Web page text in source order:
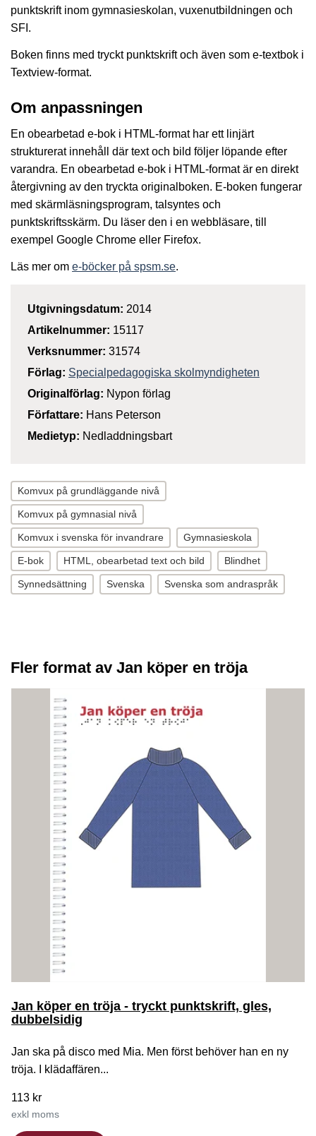
punktskrift inom gymnasieskolan, vuxenutbildningen och
SFI.
Boken finns med tryckt punktskrift och även som e-textbok i
Textview-format.
Om anpassningen
En obearbetad e-bok i HTML-format har ett linjärt
strukturerat innehåll där text och bild följer löpande efter
varandra. En obearbetad e-bok i HTML-format är en direkt
återgivning av den tryckta originalboken. E-boken fungerar
med skärmläsningsprogram, talsyntes och
punktskriftsskärm. Du läser den i en webbläsare, till
exempel Google Chrome eller Firefox.
Läs mer om e-böcker på spsm.se.
Utgivningsdatum: 2014
Artikelnummer: 15117
Verksnummer: 31574
Förlag: Specialpedagogiska skolmyndigheten
Originalförlag: Nypon förlag
Författare: Hans Peterson
Medietyp: Nedladdningsbart
Komvux på grundläggande nivå
Komvux på gymnasial nivå
Komvux i svenska för invandrare Gymnasieskola
E-bok HTML, obearbetad text och bild Blindhet
Synnedsättning Svenska Svenska som andraspråk
Fler format av Jan köper en tröja
Jan köper en tröja - tryckt punktskrift, gles,
dubbelsidig
Jan ska på disco med Mia. Men först behöver han en ny
tröja. I klädaffären...
113 kr
exkl moms